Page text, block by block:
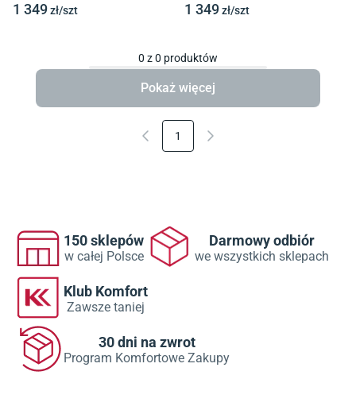
1 349zł/szt 1 349zł/szt
0 z0 produktów
Pokaż więcej
1
150 sklepów
w całej Polsce
Darmowy odbiór
we wszystkich sklepach
Klub Komfort
Zawsze taniej
30 dni na zwrot
Program Komfortowe Zakupy